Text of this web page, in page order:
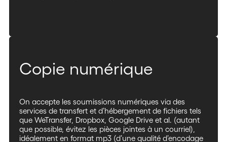
Copie numérique
On accepte les soumissions numériques via des
services de transfert et d’hébergement de fichiers tels
que WeTransfer, Dropbox, Google Drive et al. (autant
que possible, évitez les pièces jointes à un courriel),
idéalement en format mp3 (d’une qualité d’encodage